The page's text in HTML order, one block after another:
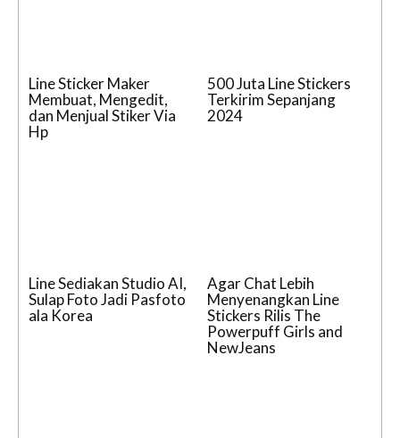
Line Sticker Maker
Membuat, Mengedit,
dan Menjual Stiker Via
Hp
500 Juta Line Stickers
Terkirim Sepanjang
2024
Line Sediakan Studio AI,
Sulap Foto Jadi Pasfoto
ala Korea
Agar Chat Lebih
Menyenangkan Line
Stickers Rilis The
Powerpuff Girls and
NewJeans